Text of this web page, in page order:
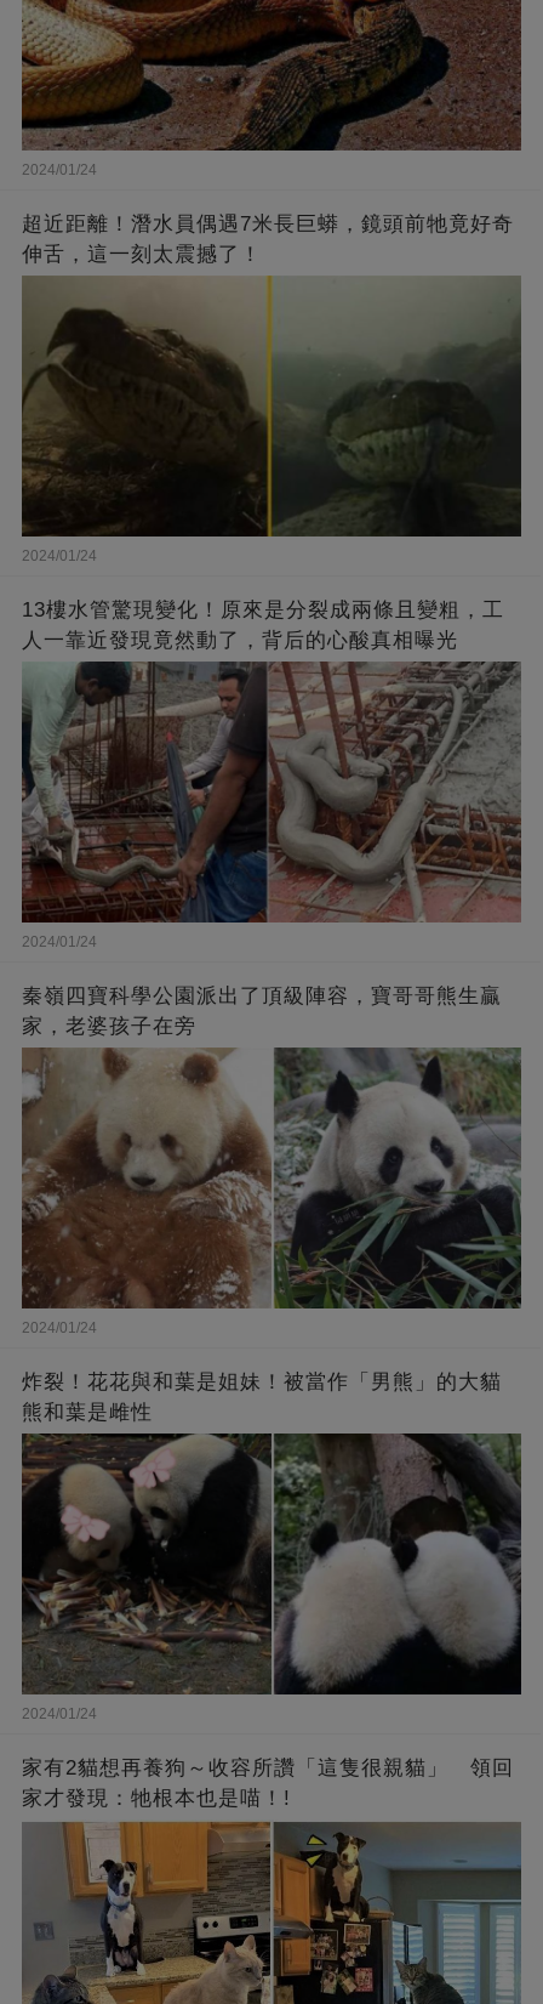
2024/01/24
超近距離！潛水員偶遇7米長巨蟒，鏡頭前牠竟好奇
伸舌，這一刻太震撼了！
2024/01/24
13樓水管驚現變化！原來是分裂成兩條且變粗，工
人一靠近發現竟然動了，背后的心酸真相曝光
2024/01/24
秦嶺四寶科學公園派出了頂級陣容，寶哥哥熊生贏
家，老婆孩子在旁
2024/01/24
炸裂！花花與和葉是姐妹！被當作「男熊」的大貓
熊和葉是雌性
2024/01/24
家有2貓想再養狗～收容所讚「這隻很親貓」 領回
家才發現：牠根本也是喵！!